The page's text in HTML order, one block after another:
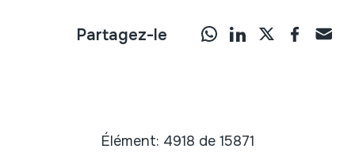
Partagez-le
Élément: 4918 de 15871